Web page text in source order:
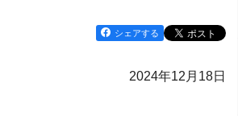
シェアする
2024年12月18日